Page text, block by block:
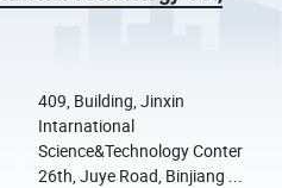
409, Building, Jinxin
Intarnational
Science&Technology Conter
26th, Juye Road, Binjiang ...